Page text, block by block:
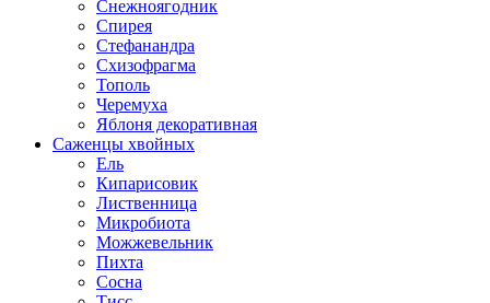
Снежноягодник
Спирея
Стефанандра
Схизофрагма
Тополь
Черемуха
Яблоня декоративная
Саженцы хвойных
Ель
Кипарисовик
Лиственница
Микробиота
Можжевельник
Пихта
Сосна